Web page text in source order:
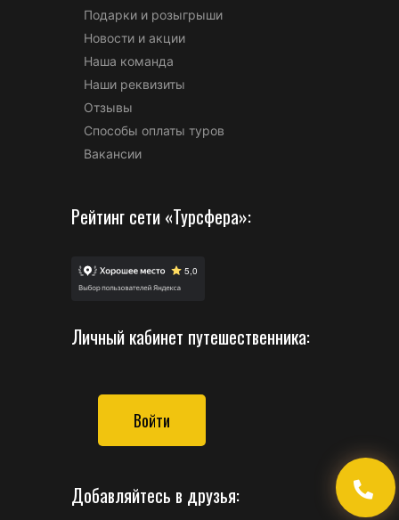
Подарки и розыгрыши
Новости и акции
Наша команда
Наши реквизиты
Отзывы
Способы оплаты туров
Вакансии
Рейтинг сети «Турсфера»:
Личный кабинет путешественника:
Войти
Добавляйтесь в друзья: